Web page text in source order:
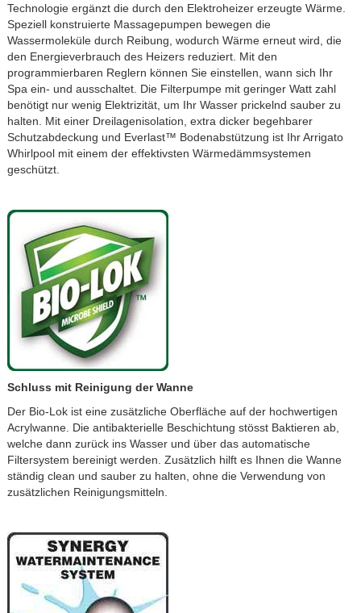
Technologie ergänzt die durch den Elektroheizer erzeugte Wärme.
Speziell konstruierte Massagepumpen bewegen die
Wassermoleküle durch Reibung, wodurch Wärme erneut wird, die
den Energieverbrauch des Heizers reduziert. Mit den
programmierbaren Reglern können Sie einstellen, wann sich Ihr
Spa ein- und ausschaltet. Die Filterpumpe mit geringer Watt zahl
benötigt nur wenig Elektrizität, um Ihr Wasser prickelnd sauber zu
halten. Mit einer Dreilagenisolation, extra dicker begehbarer
Schutzabdeckung und Everlast™ Bodenabstützung ist Ihr Arrigato
Whirlpool mit einem der effektivsten Wärmedämmsystemen
geschützt.
Schluss mit Reinigung der Wanne
Der Bio-Lok ist eine zusätzliche Oberfläche auf der hochwertigen
Acrylwanne. Die antibakterielle Beschichtung stösst Baktieren ab,
welche dann zurück ins Wasser und über das automatische
Filtersystem bereinigt werden. Zusätzlich hilft es Ihnen die Wanne
ständig clean und sauber zu halten, ohne die Verwendung von
zusätzlichen Reinigungsmitteln.